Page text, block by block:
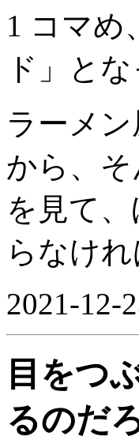
1 コマめ
ド」と
ラーメ
から、
を見て
らなけ
2021-12-
目をつ
るのだ